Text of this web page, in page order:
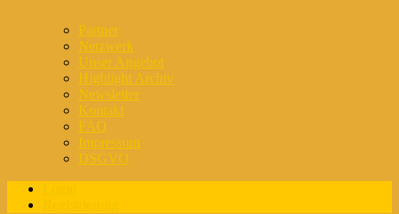
Partner
Netzwerk
Unser Angebot
Highlight Archiv
Newsletter
Kontakt
FAQ
Impressum
DSGVO